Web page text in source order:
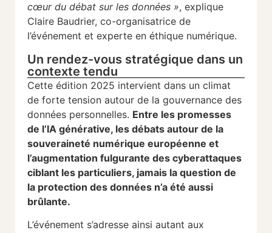
cœur du débat sur les données », explique
Claire Baudrier, co-organisatrice de
l’événement et experte en éthique numérique.
Un rendez-vous stratégique dans un
contexte tendu
Cette édition 2025 intervient dans un climat
de forte tension autour de la gouvernance des
données personnelles. Entre les promesses
de l’IA générative, les débats autour de la
souveraineté numérique européenne et
l’augmentation fulgurante des cyberattaques
ciblant les particuliers, jamais la question de
la protection des données n’a été aussi
brûlante.
L’événement s’adresse ainsi autant aux